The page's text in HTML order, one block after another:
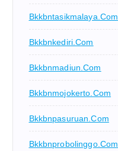
Bkkbntasikmalaya.com
Bkkbnkediri.com
Bkkbnmadiun.com
Bkkbnmojokerto.com
Bkkbnpasuruan.com
Bkkbnprobolinggo.com